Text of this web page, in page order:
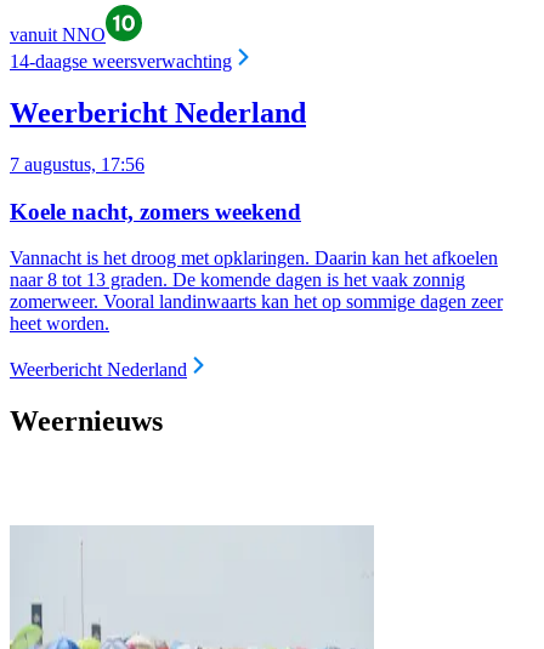
vanuit NNO
14-daagse weersverwachting
Weerbericht Nederland
7 augustus, 17:56
Koele nacht, zomers weekend
Vannacht is het droog met opklaringen. Daarin kan het afkoelen
naar 8 tot 13 graden. De komende dagen is het vaak zonnig
zomerweer. Vooral landinwaarts kan het op sommige dagen zeer
heet worden.
Weerbericht Nederland
Weernieuws